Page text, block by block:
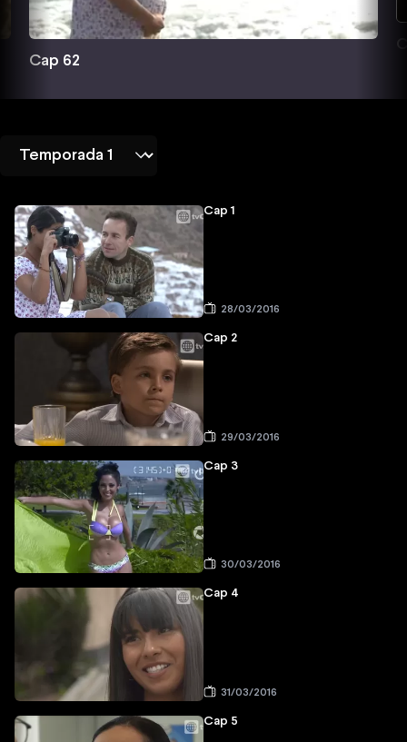
Cap 62
Cap 1
28/03/2016
Cap 2
29/03/2016
Cap 3
30/03/2016
Cap 4
31/03/2016
Cap 5